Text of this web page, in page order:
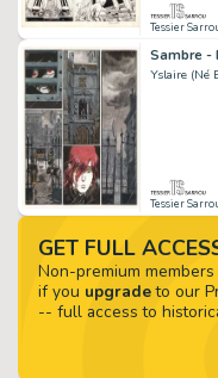
Tessier
Yslaire (Né
Tessier
GET FULL
Non-premium
if you upgradeto our
-- full access to